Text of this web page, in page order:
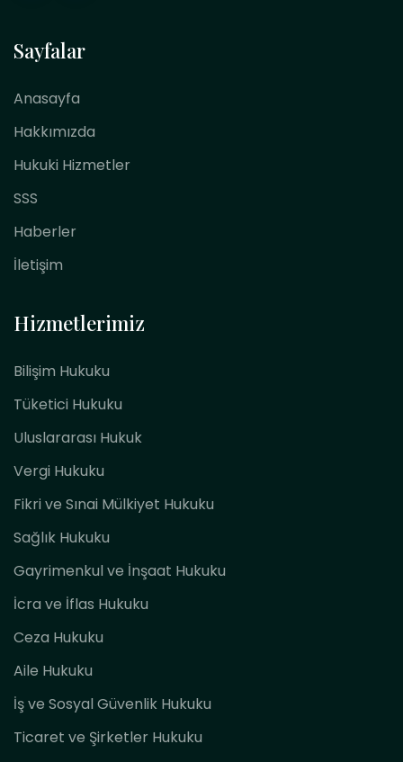
Sayfalar
Anasayfa
Hakkımızda
Hukuki Hizmetler
SSS
Haberler
İletişim
Hizmetlerimiz
Bilişim Hukuku
Tüketici Hukuku
Uluslararası Hukuk
Vergi Hukuku
Fikri ve Sınai Mülkiyet Hukuku
Sağlık Hukuku
Gayrimenkul ve İnşaat Hukuku
İcra ve İflas Hukuku
Ceza Hukuku
Aile Hukuku
İş ve Sosyal Güvenlik Hukuku
Ticaret ve Şirketler Hukuku